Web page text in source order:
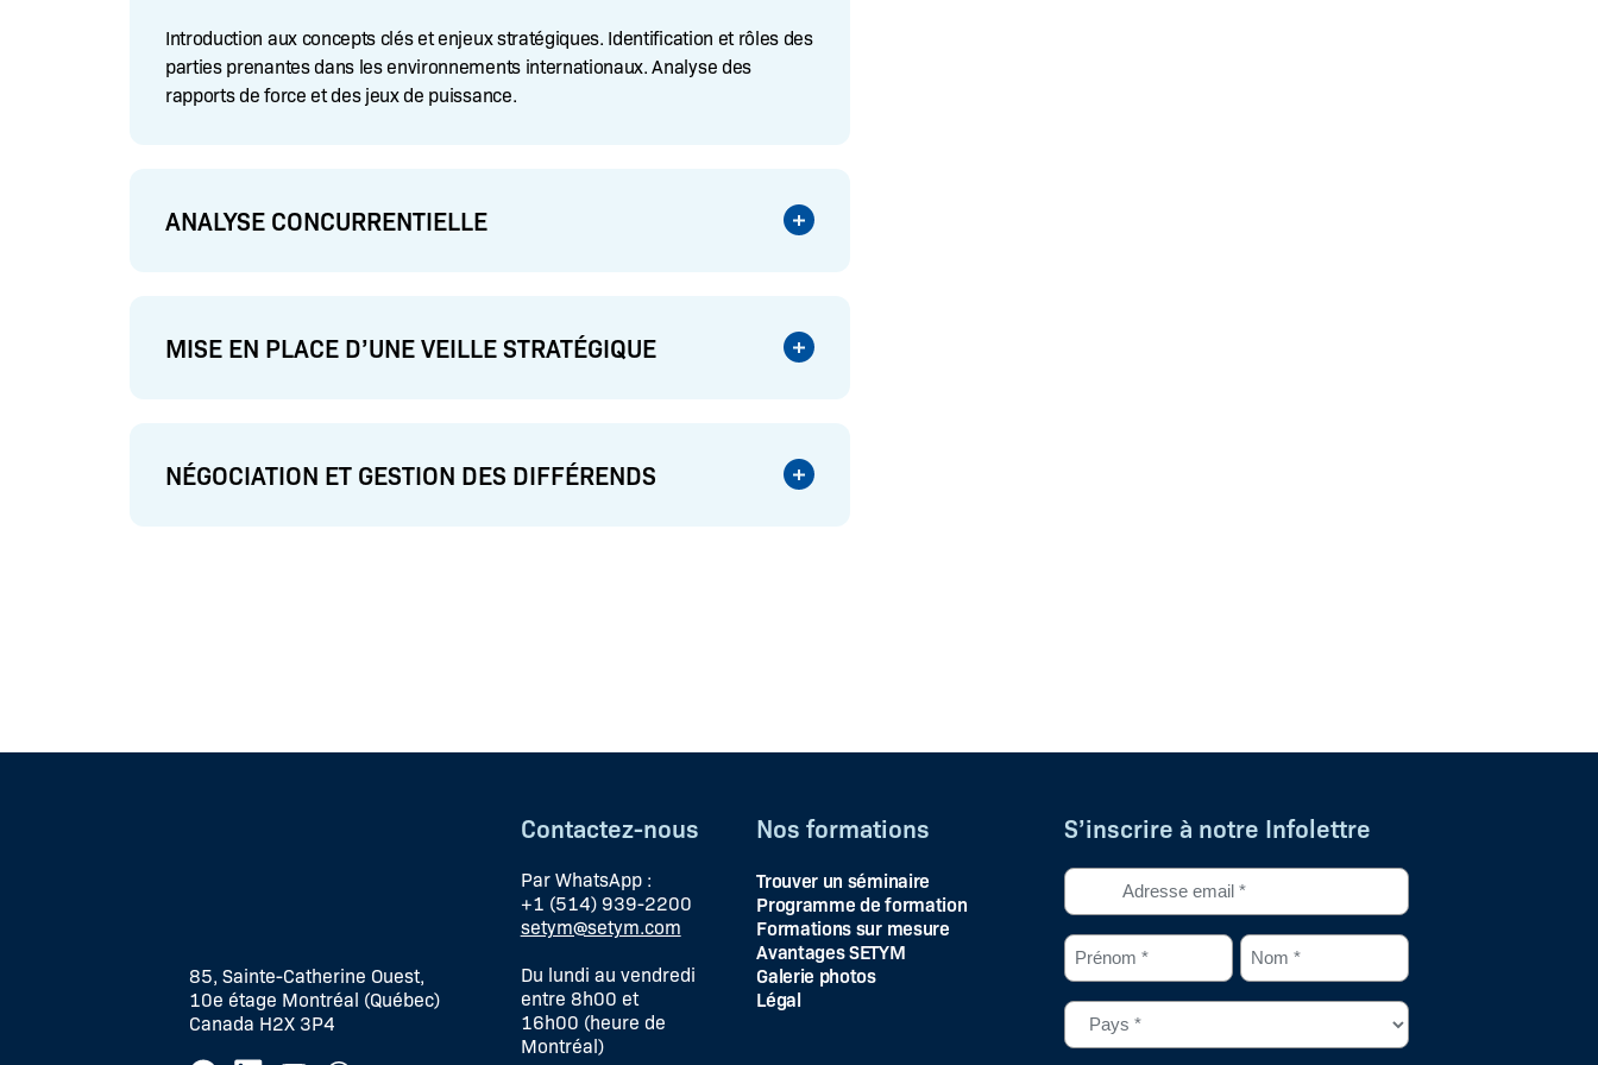
Introduction aux concepts clés et enjeux stratégiques. Identification et rôles des
parties prenantes dans les environnements internationaux. Analyse des
rapports de force et des jeux de puissance.
ANALYSE CONCURRENTIELLE
MISE EN PLACE D’UNE VEILLE STRATÉGIQUE
NÉGOCIATION ET GESTION DES DIFFÉRENDS
85, Sainte-Catherine Ouest,
10e étage Montréal (Québec)
Canada H2X 3P4
Contactez-nous
Par WhatsApp :
+1 (514) 939-2200
setym@setym.com
Du lundi au vendredi
entre 8h00 et
16h00 (heure de
Montréal)
Nos formations
Trouver un séminaire
Programme de formation
Formations sur mesure
Avantages SETYM
Galerie photos
Légal
S’inscrire à notre Infolettre
Adresse
courriel
(Nécessaire)
Prénom
*
Nom
*
Pays
(Nécessaire)